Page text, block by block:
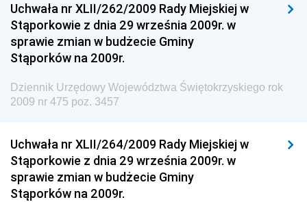
Dziennik Urzędowy Ministerstwa Administracji,
Gospodarki Terenowej i Ochrony Środowiska
Dziennik Urzędowy Ministerstwa Administracji i
Gospodarki Przestrzennej
Dziennik Urzędowy Unii Europejskiej, L
Dziennik Urzędowy Ministerstwa Przemysłu
Chemicznego i Lekkiego
Dziennik Urzędowy Ministerstwa Rolnictwa i
Gospodarki Żywnościowej
Uchwała nr XLII/262/2009 Rady Miejskiej w
Stąporkowie z dnia 29 września 2009r. w
sprawie zmian w budżecie Gminy
Stąporków na 2009r.
Dziennik Urzędowy Województwa Świętokrzyskiego rok
2009 nr 475 poz. 3457
Uchwała nr XLII/264/2009 Rady Miejskiej w
Stąporkowie z dnia 29 września 2009r. w
sprawie zmian w budżecie Gminy
Stąporków na 2009r.